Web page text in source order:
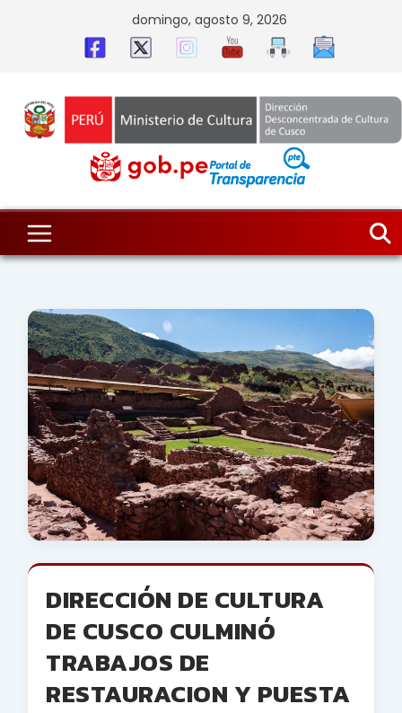
domingo, agosto 9, 2026
DIRECCIÓN DE CULTURA
DE CUSCO CULMINÓ
TRABAJOS DE
RESTAURACION Y PUESTA